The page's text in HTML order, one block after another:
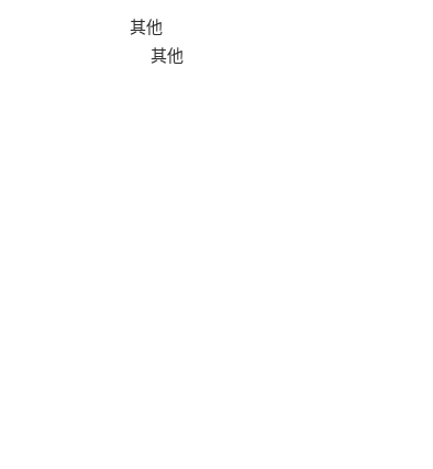
其他
其他